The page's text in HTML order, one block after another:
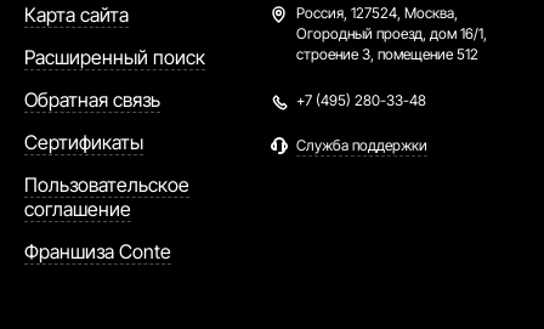
каталоге выбираете вещь и нужный размер.
Если не уверены, в таблице посмотрите
маркировку, подходящую под ваши
параметры. В ассортименте изделия
различные по силуэтам, поэтому размеры у
Спешите купить женский свитер в интернет
магазине в Москве от Conte. Продаем
Карта сайта
Расширенный поиск
Обратная связь
Сертификаты
Пользовательское
соглашение
Франшиза Conte
Россия, 127524, Москва,
Огородный проезд, дом 16/1,
строение 3, помещение 512
+7 (495) 280-33-48
Служба поддержки